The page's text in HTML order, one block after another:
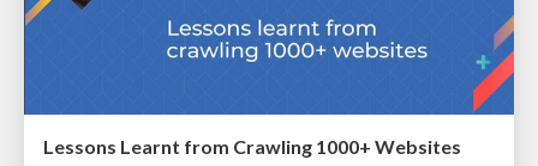
Lessons Learnt from Crawling 1000+ Websites